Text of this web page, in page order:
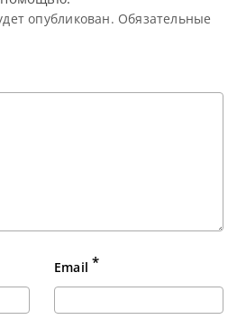
опубликован. Обязательные
Email *